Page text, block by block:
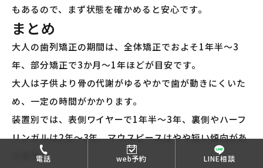
電話 web予約 LINE相談
もあるので、まず状態を確かめると安心です。
まとめ
大人の歯列矯正の期間は、全体矯正でおよそ1年半〜3
年、部分矯正で3か月〜1年ほどが目安です。
大人は子供より骨の代謝がゆるやかで歯が動きにくいた
め、一定の時間がかかります。
装置別では、表側ワイヤーで1年半〜3年、裏側やハーフ
リンガルは2年〜3年、マウスピースはやや短い傾向があ
ります。